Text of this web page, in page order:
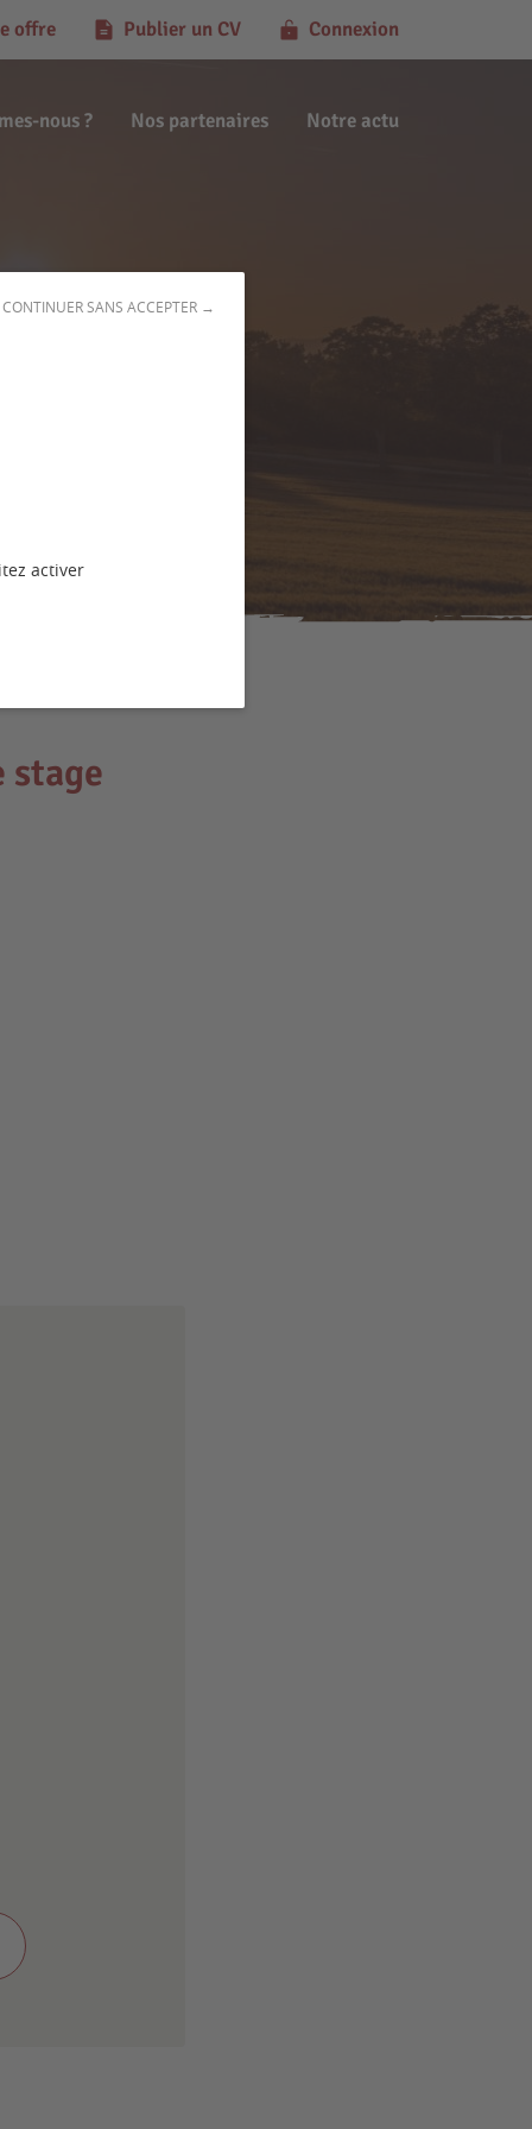
activer
CONTINUER SANS ACCEPTER →
nous ? Nos partenaires Notre actu
offre Publier un CV Connexion
stage